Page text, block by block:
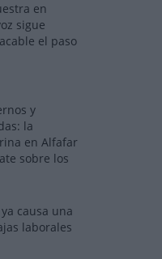
en
sigue
el paso
y
la
en Alfafar
sobre los
causa una
laborales